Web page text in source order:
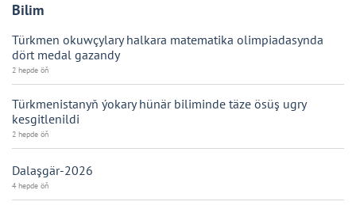
Bilim
Türkmen okuwçylary halkara matematika olimpiadasynda
dört medal gazandy
2 hepde öň
Türkmenistanyň ýokary hünär biliminde täze ösüş ugry
kesgitlenildi
2 hepde öň
Dalaşgär-2026
4 hepde öň